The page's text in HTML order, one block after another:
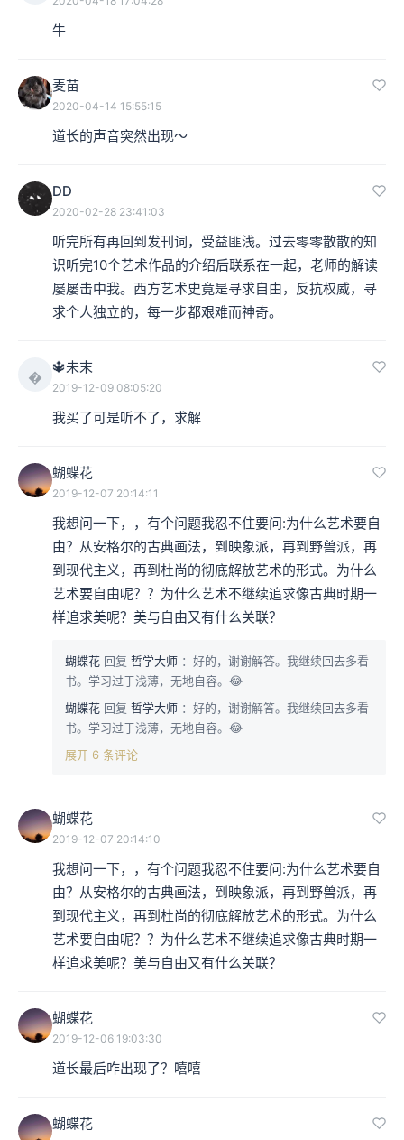
牛
麦苗
2020-04-14 15:55:15
道长的声音突然出现～
DD
2020-02-28 23:41:03
听完所有再回到发刊词，受益匪浅。过去零零散散的知
识听完10个艺术作品的介绍后联系在一起，老师的解读
屡屡击中我。西方艺术史竟是寻求自由，反抗权威，寻
求个人独立的，每一步都艰难而神奇。

🔱未末
2019-12-09 08:05:20
我买了可是听不了，求解
蝴蝶花
2019-12-07 20:14:11
我想问一下，，有个问题我忍不住要问:为什么艺术要自
由？从安格尔的古典画法，到映象派，再到野兽派，再
到现代主义，再到杜尚的彻底解放艺术的形式。为什么
艺术要自由呢？？为什么艺术不继续追求像古典时期一
样追求美呢？美与自由又有什么关联？
蝴蝶花 回复 哲学大师 ：好的，谢谢解答。我继续回去多看
书。学习过于浅薄，无地自容。😂
蝴蝶花 回复 哲学大师 ：好的，谢谢解答。我继续回去多看
书。学习过于浅薄，无地自容。😂
展开 6 条评论
蝴蝶花
2019-12-07 20:14:10
我想问一下，，有个问题我忍不住要问:为什么艺术要自
由？从安格尔的古典画法，到映象派，再到野兽派，再
到现代主义，再到杜尚的彻底解放艺术的形式。为什么
艺术要自由呢？？为什么艺术不继续追求像古典时期一
样追求美呢？美与自由又有什么关联？
蝴蝶花
2019-12-06 19:03:30
道长最后咋出现了？嘻嘻
蝴蝶花